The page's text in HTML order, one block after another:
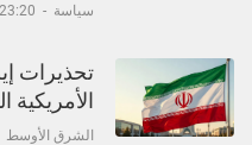
سياسة -
23:20 05-08-2026
تحذيرات
الشرق الأوسط